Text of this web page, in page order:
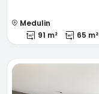
Medulin
91 m²
65 m²